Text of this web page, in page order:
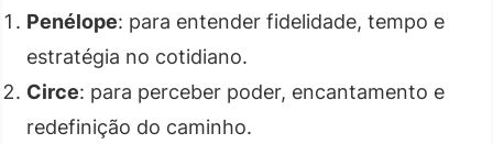
Penélope: para entender fidelidade, tempo e
estratégia no cotidiano.
Circe: para perceber poder, encantamento e
redefinição do caminho.